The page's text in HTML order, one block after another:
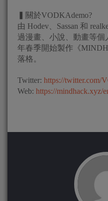
▍關於VODKAdemo?
由 Hodev、Sassan 和
過漫畫、小說、動畫等個
年春季開始製作《
落格。
Twitter: https://twitter.com/
Web: https://mindhack.xyz/